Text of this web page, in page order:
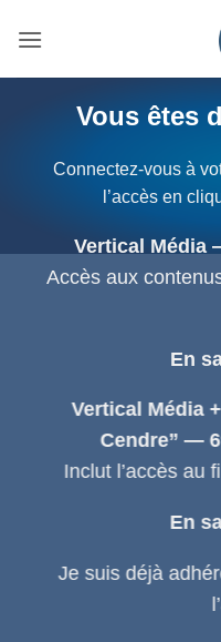
Vous êtes
Connectez-vous à
l’accès en
Vertical Média
Accès aux
En
Vertical Média
Cendre” —
Inclut l’accès au
En
Je suis déjà